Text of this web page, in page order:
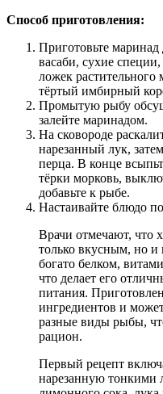
Способ приготовления:
Приготовьте
васаби, сухие
ложек растительного
тёртый имбирный
Промытую рыбу
залейте маринадом.
На сковороде
нарезанный лук,
перца. В конце
тёрки морковь,
добавьте к рыбе.
Настаивайте блюдо
Врачи отмечают, что
только вкусным, но
богато белком,
что делает его
питания.
ингредиентов и
разные виды рыбы,
рацион.
Первый рецепт
нарезанную тонкими